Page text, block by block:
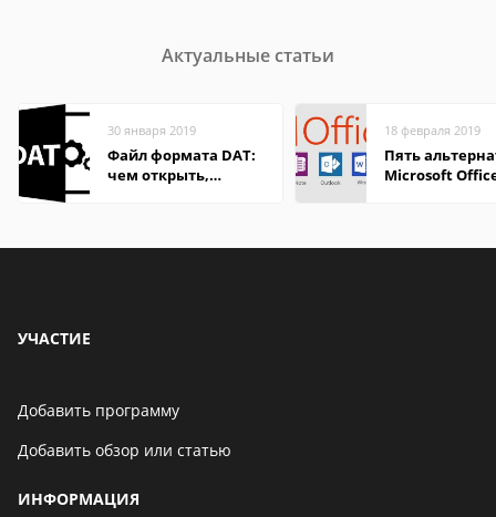
Актуальные статьи
30 января 2019
Файл формата DAT:
чем открыть,
18 февраля 2019
Пять
Microsoft
УЧАСТИЕ
Добавить программу
Добавить обзор или статью
ИНФОРМАЦИЯ